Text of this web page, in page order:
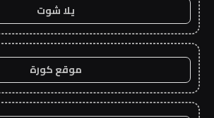
يلا شوت
موقع كورة